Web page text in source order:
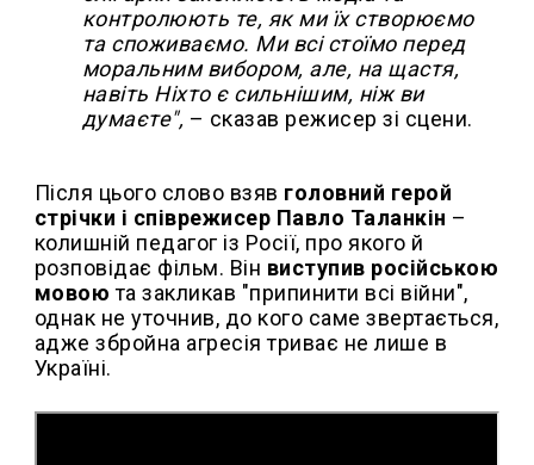
контролюють те, як ми їх створюємо
та споживаємо. Ми всі стоїмо перед
моральним вибором, але, на щастя,
навіть Ніхто є сильнішим, ніж ви
думаєте", – сказав режисер зі сцени.
Після цього слово взяв головний герой
стрічки і співрежисер Павло Таланкін –
колишній педагог із Росії, про якого й
розповідає фільм. Він виступив російською
мовою та закликав "припинити всі війни",
однак не уточнив, до кого саме звертається,
адже збройна агресія триває не лише в
Україні.